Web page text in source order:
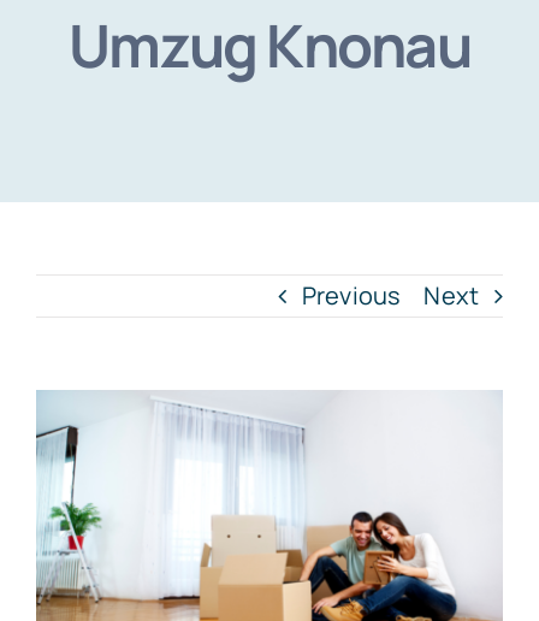
Umzug Knonau
Previous Next
Larger
Image